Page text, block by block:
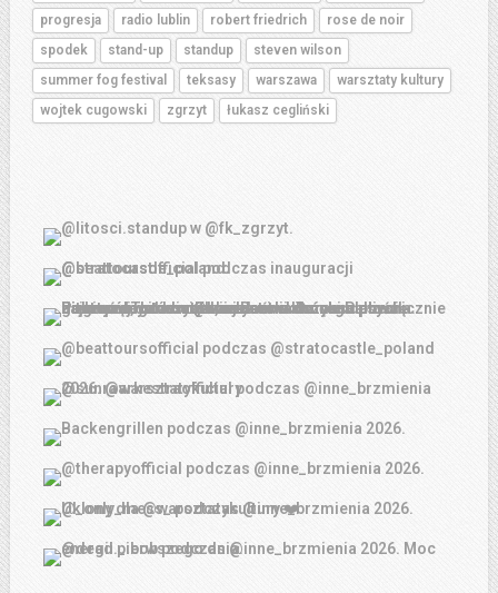
progresja
radio lublin robert friedrich
rose de noir
spodek
stand-up standup
steven wilson
summer fog festival
teksasy warszawa
warsztaty kultury
wojtek cugowski
zgrzyt łukasz cegliński